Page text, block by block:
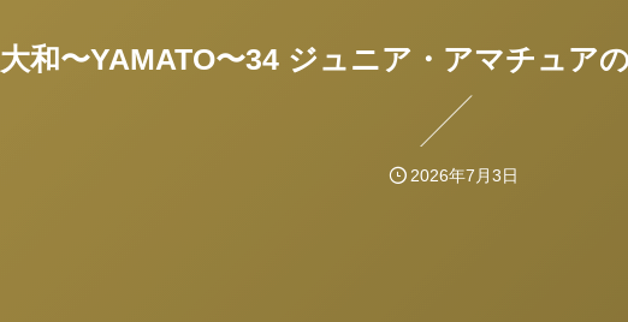
大和〜YAMATO〜34 ジュニア・アマチュア
2026年7月3日